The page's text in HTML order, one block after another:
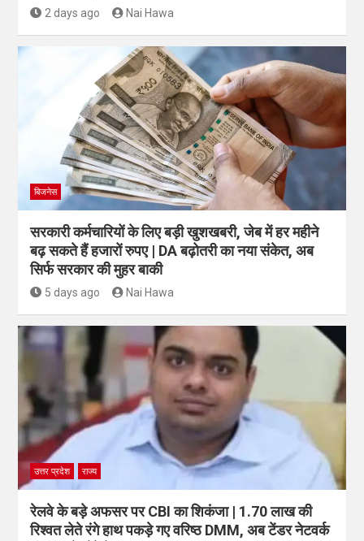
2 days ago Nai Hawa
बिजनेस
सरकारी कर्मचारियों के लिए बड़ी खुशखबरी, जेब में हर महीने
बढ़ सकते हैं हजारों रुपए | DA बढ़ोतरी का नया संकेत, अब
सिर्फ सरकार की मुहर बाकी
5 days ago Nai Hawa
उत्तर प्रदेश राज्य
रेलवे के बड़े अफसर पर CBI का शिकंजा | 1.70 लाख की
रिश्वत लेते रंगे हाथ पकड़े गए वरिष्ठ DMM, अब टेंडर नेटवर्क